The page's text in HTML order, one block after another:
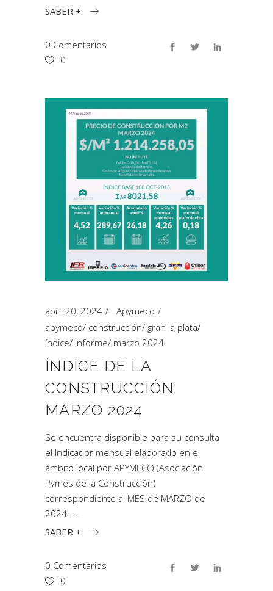
SABER +
0 Comentarios
0
abril 20, 2024
Apymeco
apymeco/ construcción/ gran la plata/
índice/ informe/ marzo 2024
ÍNDICE DE LA
CONSTRUCCIÓN:
MARZO 2024
Se encuentra disponible para su consulta
el Indicador mensual elaborado en el
ámbito local por APYMECO (Asociación
Pymes de la Construcción)
correspondiente al MES de MARZO de
2024.
SABER +
0 Comentarios
0